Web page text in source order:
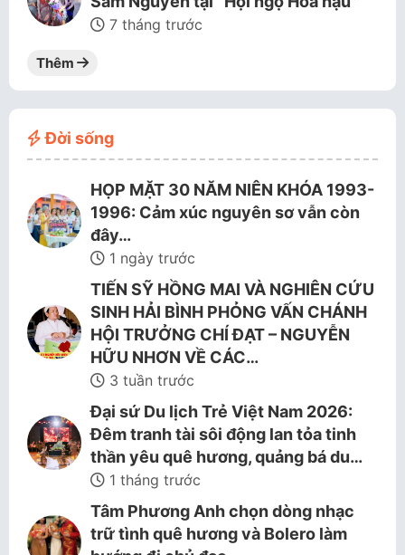
7 tháng trước
Thêm
Đời sống
HỌP MẶT 30 NĂM NIÊN KHÓA 1993-
1996: Cảm xúc nguyên sơ vẫn còn
đây…
1 ngày trước
TIẾN SỸ HỒNG MAI VÀ NGHIÊN CỨU
SINH HẢI BÌNH PHỎNG VẤN CHÁNH
HỘI TRƯỞNG CHÍ ĐẠT – NGUYỄN
HỮU NHƠN VỀ CÁC…
3 tuần trước
Đại sứ Du lịch Trẻ Việt Nam 2026:
Đêm tranh tài sôi động lan tỏa tinh
thần yêu quê hương, quảng bá du…
1 tháng trước
Tâm Phương Anh chọn dòng nhạc
trữ tình quê hương và Bolero làm